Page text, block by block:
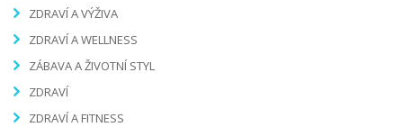
ZDRAVÍ A VÝŽIVA
ZDRAVÍ A WELLNESS
ZÁBAVA A ŽIVOTNÍ STYL
ZDRAVÍ
ZDRAVÍ A FITNESS